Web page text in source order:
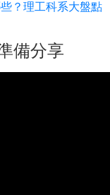
？理工科系大盤點
備分享